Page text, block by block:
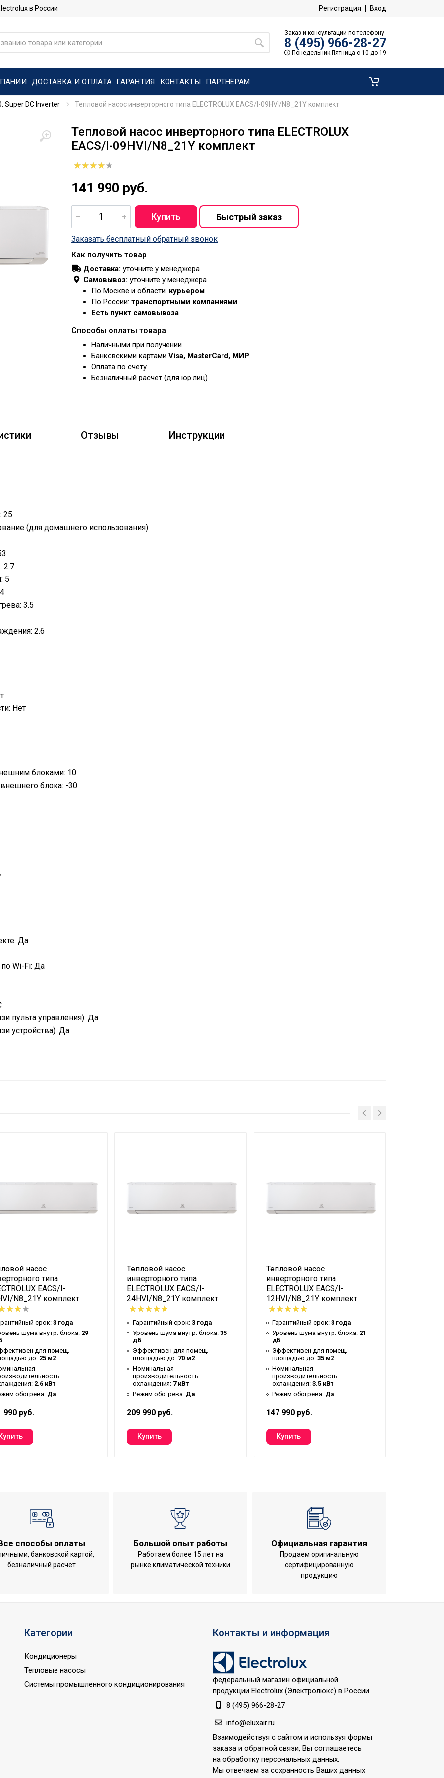
в России Регистрация Вход
Заказ и консультации по телефону
8 (495) 966-28-27
Понедельник-Пятница с 10 до 19
ДОСТАВКА И ОПЛАТА ГАРАНТИЯ КОНТАКТЫ ПАРТНЁРАМ
Super DC Inverter Тепловой насос инверторного типа ELECTROLUX EACS/I-09HVI/N8_21Y комплект
Тепловой насос инверторного типа ELECTROLUX
EACS/I-09HVI/N8_21Y комплект
141 990 руб.
Заказать бесплатный обратный звонок
Как получить товар
Доставка: уточните у менеджера
Самовывоз: уточните у менеджера
По Москве и области: курьером
По России: транспортными компаниями
Есть пункт самовывоза
Способы оплаты товара
Наличными при получении
Банковскими картами Visa, MasterCard, МИР
Оплата по счету
Безналичный расчет (для юр.лиц)
Отзывы Инструкции
25
(для домашнего использования)
2.7
5
3.5
2.6
Нет
блоками: 10
блока: -30
Да
Wi-Fi: Да
пульта управления): Да
устройства): Да
53 дБ
3.5 кВт
2.4 кВт
2.6 кВт
Да
Да
Нет
Нет
Нет
Да
A+++
блока
Настенная
12 кг
0.596 м
насос
типа
EACS/I-
N8_21Y комплект
срок: 3 года
шума внутр. блока: 29
для помещ.
до: 25 м2
2.6 кВт
обогрева: Да
990 руб.
Тепловой насос
инверторного типа
ELECTROLUX EACS/I-
24HVI/N8_21Y комплект
Гарантийный срок: 3 года
Уровень шума внутр. блока: 35
дБ
Эффективен для помещ.
площадью до: 70 м2
Номинальная
производительность
охлаждения: 7 кВт
Режим обогрева: Да
209 990 руб.
Тепловой насос
инверторного типа
ELECTROLUX EACS/I-
12HVI/N8_21Y комплект
Гарантийный срок: 3 года
Уровень шума внутр. блока: 21
дБ
Эффективен для помещ.
площадью до: 35 м2
Номинальная
производительность
охлаждения: 3.5 кВт
Режим обогрева: Да
147 990 руб.
способы оплаты
банковской картой,
безналичный расчет
Большой опыт работы
Работаем более 15 лет на
рынке климатической техники
Официальная гарантия
Продаем оригинальную
сертифицированную
продукцию
Категории
Кондиционеры
Тепловые насосы
Системы промышленного кондиционирования
Контакты и информация
федеральный магазин официальной
продукции Electrolux (Электролюкс) в России
8 (495) 966-28-27
info@eluxair.ru
Взаимодействуя с сайтом и используя формы
заказа и обратной связи, Вы соглашаетесь
на обработку персональных данных.
Мы отвечаем за сохранность Ваших данных